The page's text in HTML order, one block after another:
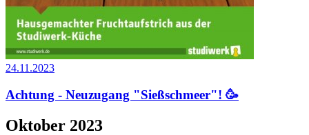
24.11.2023
Achtung - Neuzugang "Sießschmeer"! 🥳
Oktober 2023